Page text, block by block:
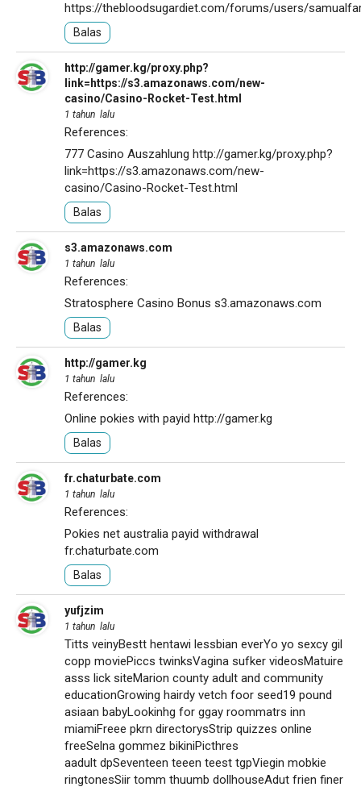
https://thebloodsugardiet.com/forums/users/
Balas
http://gamer.kg/proxy.php?
link=https://s3.amazonaws.com/new-
casino/Casino-Rocket-Test.html
1 tahun lalu
References:
777 Casino Auszahlung http://gamer.kg/proxy.php?
link=https://s3.amazonaws.com/new-
casino/Casino-Rocket-Test.html
Balas
s3.amazonaws.com
1 tahun lalu
References:
Stratosphere Casino Bonus s3.amazonaws.com
Balas
http://gamer.kg
1 tahun lalu
References:
Online pokies with payid http://gamer.kg
Balas
fr.chaturbate.com
1 tahun lalu
References:
Pokies net australia payid withdrawal
fr.chaturbate.com
Balas
yufjzim
1 tahun lalu
Titts veinyBestt hentawi lessbian everYo yo sexcy gil
copp moviePiccs twinksVagina sufker videosMatuire
asss lick siteMarion county adult and community
educationGrowing hairdy vetch foor seed19 pound
asiaan babyLookinhg for ggay roommatrs inn
miamiFreee pkrn directorysStrip quizzes online
freeSelna gommez bikiniPicthres
aadult dpSeventeen teeen teest tgpViegin mobkie
ringtonesSiir tomm thuumb dollhouseAdut frien finer